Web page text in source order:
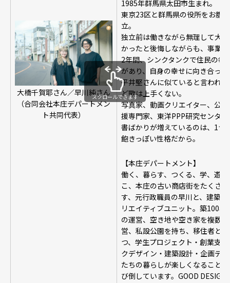
大橋千賀耶さん／早川純さん
（合同会社本庄デパートメン
ト共同代表）
1985年群馬県太田市生まれ。
東京23区と群馬県の役所をお腹
立。
独立前は働きながら無理して大
かったと後悔しながらも、事業
2年間、シンクタンクで住民の幸
があり、自身の幸せに向き合っ
平井堅さんに似ていると言われ
ど歌は上手くない。
写真家、動画クリエイター、公
援専門家、東洋PPP研究センタ
書ばかりが増えているのは、1つ
飽きっぽい性格だから。
【本庄デパートメント】
働く、暮らす、つくる、学、遊
こ、本庄の古い商店街をたくさ
す、元行政職員の早川と、建築
リエイティブユニット。築100
の運営、空き地や空き家を複数
営、私設公園を持ち、移住者と
つ、学生プロジェクト・創業支
クデザイン・建築設計・企画デ
たちの暮らしが楽しくなること
び倒しています。GOOD
スクロールできます